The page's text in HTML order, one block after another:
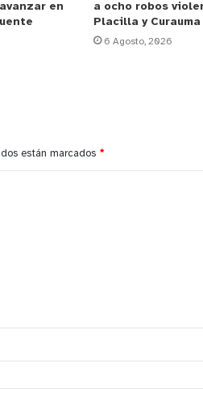
en
a ocho robos
Placilla y Curauma
6 Agosto, 2026
están marcados *